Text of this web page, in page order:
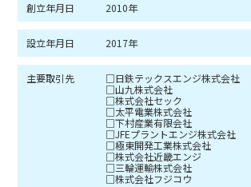
創立年月日 2010年
設立年月日 2017年
主要取引先
□日鉄テックスエンジ株式会社
□山九株式会社
□株式会社セック
□太平電業株式会社
□下村産業有限会社
□JFEプラントエンジ株式会社
□極東開発工業株式会社
□株式会社近畿エンジ
□三輪運輸株式会社
□株式会社フジコウ